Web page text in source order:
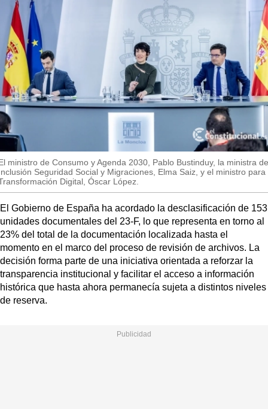
MásQuePartidos
MásQueSucesos
MásQueMercados
JuicioExprés
INVESTIGACIÓN
INTERNACIONAL
OPINIÓN
MUNICIPIOS
ministro de Consumo y Agenda 2030, Pablo Bustinduy, la ministra de
Seguridad Social y Migraciones, Elma Saiz, y el ministro para
Digital, Óscar López.
El Gobierno de España ha acordado la desclasificación de 153
unidades documentales del 23-F, lo que representa en torno al
23% del total de la documentación localizada hasta el
momento en el marco del proceso de revisión de archivos. La
decisión forma parte de una iniciativa orientada a reforzar la
transparencia institucional y facilitar el acceso a información
histórica que hasta ahora permanecía sujeta a distintos niveles
de reserva.